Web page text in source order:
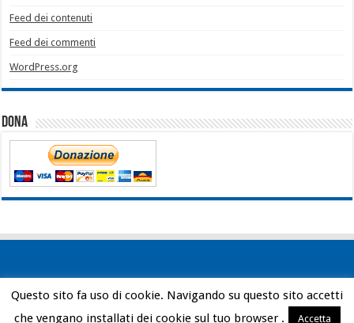
Feed dei contenuti
Feed dei commenti
WordPress.org
Dona
Powered by WordPress| Designed by Bob Vann
Questo sito fa uso di cookie. Navigando su questo sito accetti
che vengano installati dei cookie sul tuo browser .
Accetta